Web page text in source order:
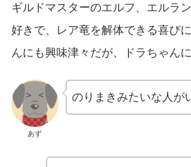
ギルドマスターのエルフ、エルラ
好きで、レア竜を解体できる喜び
んにも興味津々だが、ドラちゃん
あず
のりまきみたいな人が